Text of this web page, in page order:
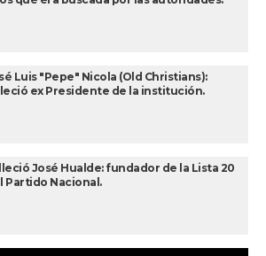
Luis "Pepe" Nicola (Old Christians):
ex Presidente de la institución.
José Hualde: fundador de la Lista 20
Partido Nacional.